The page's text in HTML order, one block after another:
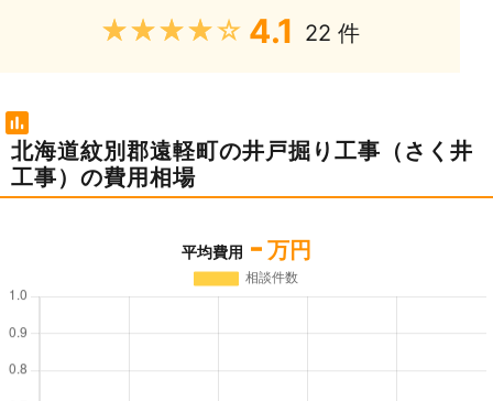
★★★★★ 4.1 22 件
北海道紋別郡遠軽町の井戸掘り工事（さく井
工事）の費用相場
平均費用 - 万円